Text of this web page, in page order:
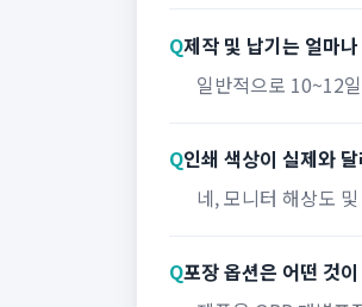
Q제작 및 납기는 얼마
일반적으로 10~12
Q인쇄 색상이 실제와
네, 모니터 해상도
Q포장 옵션은 어떤 것